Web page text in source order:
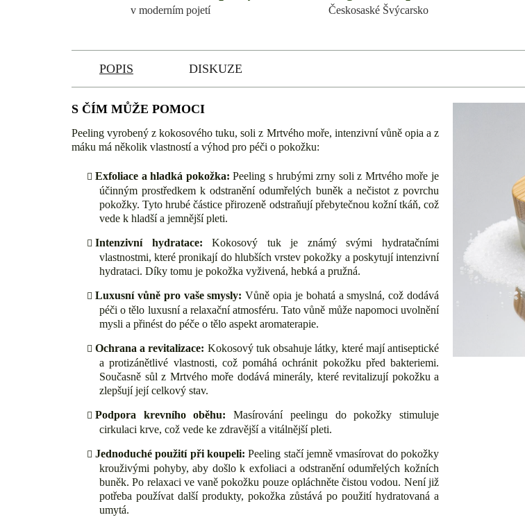
v moderním pojetí Českosaské Švýcarsko
POPIS DISKUZE
S ČÍM MŮŽE POMOCI
Peeling vyrobený z kokosového tuku, soli z Mrtvého moře, intenzivní vůně opia a z
máku má několik vlastností a výhod pro péči o pokožku:
Exfoliace a hladká pokožka: Peeling s hrubými zrny soli z Mrtvého moře je
účinným prostředkem k odstranění odumřelých buněk a nečistot z povrchu
pokožky. Tyto hrubé částice přirozeně odstraňují přebytečnou kožní tkáň, což
vede k hladší a jemnější pleti.
Intenzivní hydratace: Kokosový tuk je známý svými hydratačními
vlastnostmi, které pronikají do hlubších vrstev pokožky a poskytují intenzivní
hydrataci. Díky tomu je pokožka vyživená, hebká a pružná.
Luxusní vůně pro vaše smysly: Vůně opia je bohatá a smyslná, což dodává
péči o tělo luxusní a relaxační atmosféru. Tato vůně může napomoci uvolnění
mysli a přinést do péče o tělo aspekt aromaterapie.
Ochrana a revitalizace: Kokosový tuk obsahuje látky, které mají antiseptické
a protizánětlivé vlastnosti, což pomáhá ochránit pokožku před bakteriemi.
Současně sůl z Mrtvého moře dodává minerály, které revitalizují pokožku a
zlepšují její celkový stav.
Podpora krevního oběhu: Masírování peelingu do pokožky stimuluje
cirkulaci krve, což vede ke zdravější a vitálnější pleti.
Jednoduché použití při koupeli: Peeling stačí jemně vmasírovat do pokožky
krouživými pohyby, aby došlo k exfoliaci a odstranění odumřelých kožních
buněk. Po relaxaci ve vaně pokožku pouze opláchněte čistou vodou. Není již
potřeba používat další produkty, pokožka zůstává po použití hydratovaná a
umytá.